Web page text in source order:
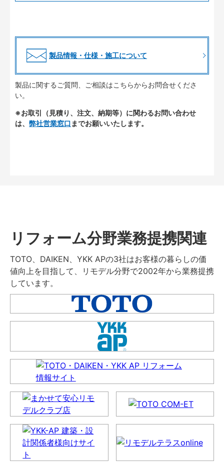
製品情報・仕様・施工について
製品に関するご質問、ご相談はこちらからお問合せくださ
い。
※お取引（見積り、注文、納期等）に関わるお問い合わせ
は、 弊社営業窓口 までお願いいたします。
リフォーム分野業務提携関連
TOTO、DAIKEN、YKK APの3社はお客様の暮らしの価
値向上を目指して、リモデル分野で2002年から業務提携
しています。